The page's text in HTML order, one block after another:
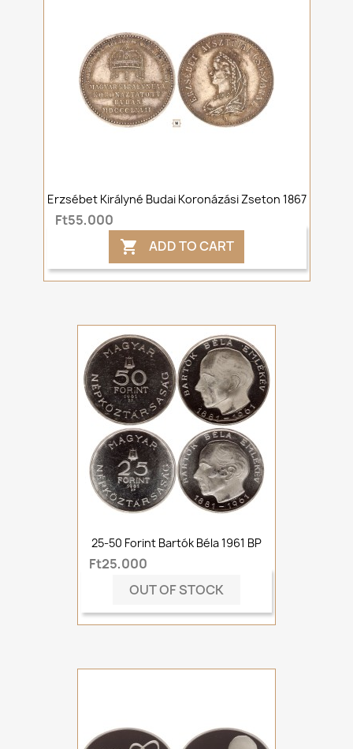
Erzsébet Királyné Budai Koronázási Zseton 1867
Ft55,000
 ADD TO CART
25-50 Forint Bartók Béla 1961 BP
Ft25,000
OUT OF STOCK